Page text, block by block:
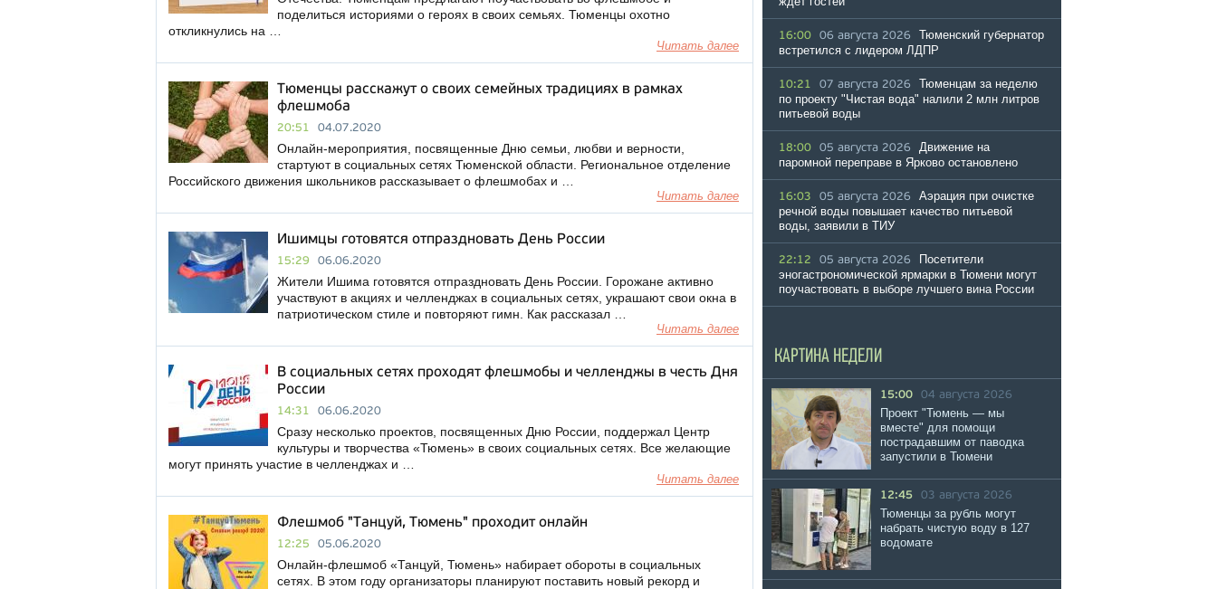
поделиться историями о героях в своих семьях. Тюменцы охотно
откликнулись на …
Читать далее
Тюменцы расскажут о своих семейных традициях в рамках
флешмоба
20:51 04.07.2020
Онлайн-мероприятия, посвященные Дню семьи, любви и верности,
стартуют в социальных сетях Тюменской области. Региональное отделение
Российского движения школьников рассказывает о флешмобах и …
Читать далее
Ишимцы готовятся отпраздновать День России
15:29 06.06.2020
Жители Ишима готовятся отпраздновать День России. Горожане активно
участвуют в акциях и челленджах в социальных сетях, украшают свои окна в
патриотическом стиле и повторяют гимн. Как рассказал …
Читать далее
В социальных сетях проходят флешмобы и челленджы в честь Дня
России
14:31 06.06.2020
Сразу несколько проектов, посвященных Дню России, поддержал Центр
культуры и творчества «Тюмень» в своих социальных сетях. Все желающие
могут принять участие в челленджах и …
Читать далее
Флешмоб "Танцуй, Тюмень" проходит онлайн
12:25 05.06.2020
Онлайн-флешмоб «Танцуй, Тюмень» набирает обороты в социальных
сетях. В этом году организаторы планируют поставить новый рекорд и
16:00 06 августа 2026
Тюменский губернатор
встретился с лидером ЛДПР
10:21 07 августа 2026
Тюменцам за неделю
по проекту "Чистая вода" налили 2 млн литров
питьевой воды
18:00 05 августа 2026
Движение на
паромной переправе в Ярково остановлено
16:03 05 августа 2026
Аэрация при очистке
речной воды повышает качество питьевой
воды, заявили в ТИУ
22:12 05 августа 2026
Посетители
эногастрономической ярмарки в Тюмени могут
поучаствовать в выборе лучшего вина России
КАРТИНА НЕДЕЛИ
15:00 04 августа 2026
Проект "Тюмень — мы
вместе" для помощи
пострадавшим от паводка
запустили в Тюмени
12:45 03 августа 2026
Тюменцы за рубль могут
набрать чистую воду в 127
водомате